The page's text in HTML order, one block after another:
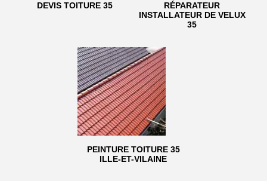
DEVIS TOITURE 35
RÉPARATEUR
INSTALLATEUR DE VELUX
35
PEINTURE TOITURE 35
ILLE-ET-VILAINE